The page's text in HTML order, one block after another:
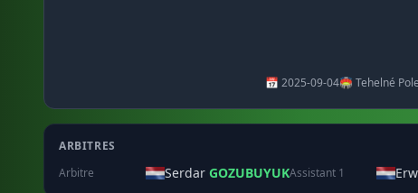
📅 2025-09-04🏟️ Tehelné
ARBITRES
Arbitre
Serdar GOZUBUYUKAssistant 1